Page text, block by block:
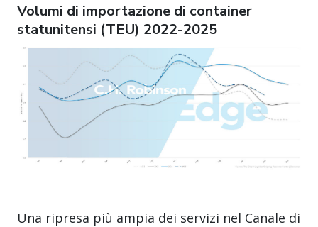
Volumi di importazione di container
statunitensi (TEU) 2022-2025
Una ripresa più ampia dei servizi nel Canale di